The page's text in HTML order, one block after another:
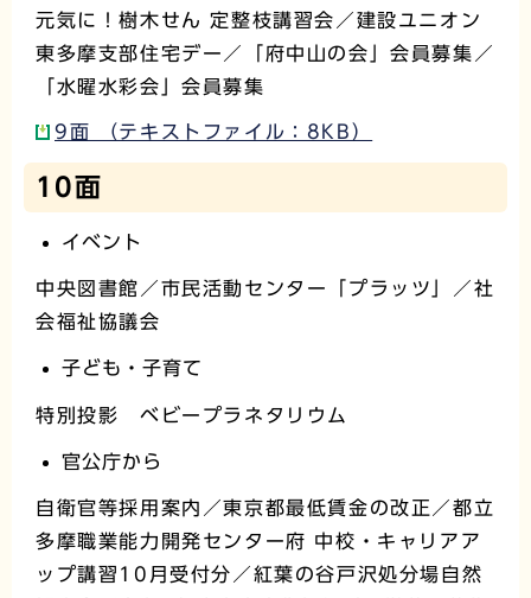
元気に！樹木せん 定整枝講習会／建設ユニオン
東多摩支部住宅デー／「府中山の会」会員募集／
「水曜水彩会」会員募集
9面 （テキストファイル：8KB）
10面
イベント
中央図書館／市民活動センター「プラッツ」／社
会福祉協議会
子ども・子育て
特別投影 ベビープラネタリウム
官公庁から
自衛官等採用案内／東京都最低賃金の改正／都立
多摩職業能力開発センター府 中校・キャリアア
ップ講習10月受付分／紅葉の谷戸沢処分場自然